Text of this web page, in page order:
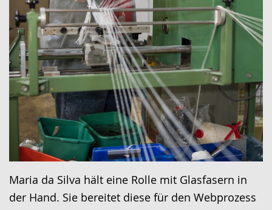
Maria da Silva hält eine Rolle mit Glasfasern in
der Hand. Sie bereitet diese für den Webprozess